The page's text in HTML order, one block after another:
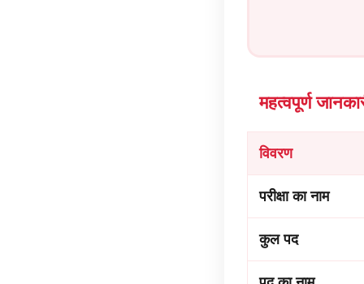
महत्वपूर्ण
विवरण
परीक्षा का नाम
कुल पद